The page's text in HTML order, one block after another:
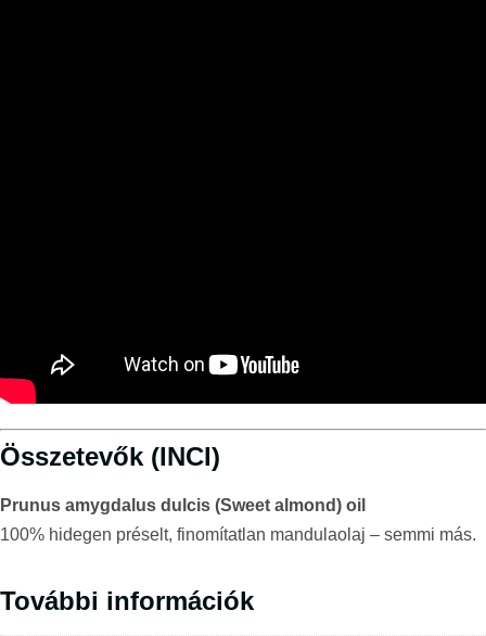
Összetevők (INCI)
Prunus amygdalus dulcis (Sweet almond) oil
100% hidegen préselt, finomítatlan mandulaolaj – semmi más.
További információk